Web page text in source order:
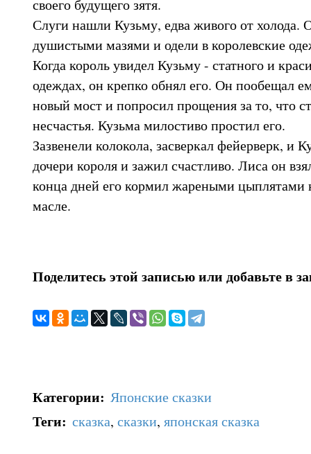
своего будущего зятя.
Слуги нашли Кузьму, едва живого от холода.
душистыми мазями и одели в королевские
Когда король увидел Кузьму - статного и
одеждах, он крепко обнял его. Он пообещал
новый мост и попросил прощения за то, что
несчастья. Кузьма милостиво простил его.
Зазвенели колокола, засверкал фейерверк, и
дочери короля и зажил счастливо. Лиса он
конца дней его кормил жареными цыплятами
масле.
Поделитесь этой записью или добавьте в
Категории: Японские сказки
Теги: сказка, сказки, японская сказка